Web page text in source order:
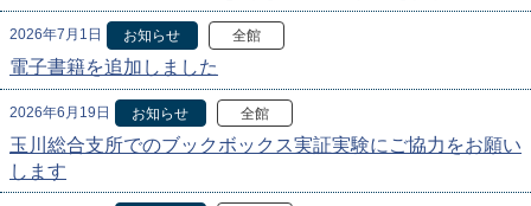
2026年7月1日 お知らせ 全館
電子書籍を追加しました
2026年6月19日 お知らせ 全館
玉川総合支所でのブックボックス実証実験にご協力をお願い
します